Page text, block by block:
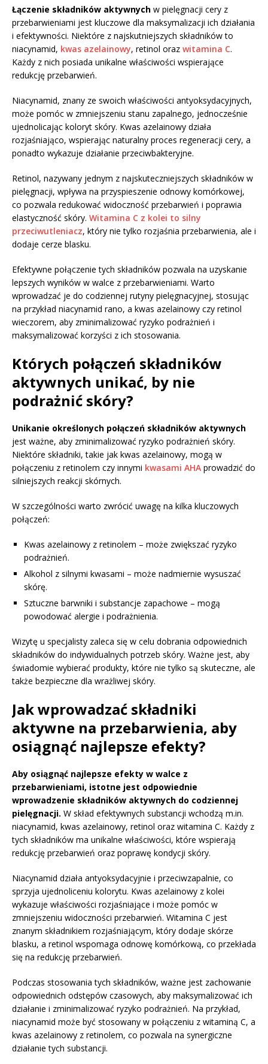
Łączenie składników aktywnych w pielęgnacji cery z
przebarwieniami jest kluczowe dla maksymalizacji ich działania
i efektywności. Niektóre z najskutniejszych składników to
niacynamid, kwas azelainowy, retinol oraz witamina C.
Każdy z nich posiada unikalne właściwości wspierające
redukcję przebarwień.
Niacynamid, znany ze swoich właściwości antyoksydacyjnych,
może pomóc w zmniejszeniu stanu zapalnego, jednocześnie
ujednolicając koloryt skóry. Kwas azelainowy działa
rozjaśniająco, wspierając naturalny proces regeneracji cery, a
ponadto wykazuje działanie przeciwbakteryjne.
Retinol, nazywany jednym z najskuteczniejszych składników w
pielęgnacji, wpływa na przyspieszenie odnowy komórkowej,
co pozwala redukować widoczność przebarwień i poprawia
elastyczność skóry. Witamina C z kolei to silny
przeciwutleniacz, który nie tylko rozjaśnia przebarwienia, ale i
dodaje cerze blasku.
Efektywne połączenie tych składników pozwala na uzyskanie
lepszych wyników w walce z przebarwieniami. Warto
wprowadzać je do codziennej rutyny pielęgnacyjnej, stosując
na przykład niacynamid rano, a kwas azelainowy czy retinol
wieczorem, aby zminimalizować ryzyko podrażnień i
maksymalizować korzyści z ich stosowania.
Których połączeń składników
aktywnych unikać, by nie
podrażnić skóry?
Unikanie określonych połączeń składników aktywnych
jest ważne, aby zminimalizować ryzyko podrażnień skóry.
Niektóre składniki, takie jak kwas azelainowy, mogą w
połączeniu z retinolem czy innymi kwasami AHA prowadzić do
silniejszych reakcji skórnych.
W szczególności warto zwrócić uwagę na kilka kluczowych
połączeń:
Kwas azelainowy z retinolem – może zwiększać ryzyko
podrażnień.
Alkohol z silnymi kwasami – może nadmiernie wysuszać
skórę.
Sztuczne barwniki i substancje zapachowe – mogą
powodować alergie i podrażnienia.
Wizytę u specjalisty zaleca się w celu dobrania odpowiednich
składników do indywidualnych potrzeb skóry. Ważne jest, aby
świadomie wybierać produkty, które nie tylko są skuteczne, ale
także bezpieczne dla wrażliwej skóry.
Jak wprowadzać składniki
aktywne na przebarwienia, aby
osiągnąć najlepsze efekty?
Aby osiągnąć najlepsze efekty w walce z
przebarwieniami, istotne jest odpowiednie
wprowadzenie składników aktywnych do codziennej
pielęgnacji. W skład efektywnych substancji wchodzą m.in.
niacynamid, kwas azelainowy, retinol oraz witamina C. Każdy z
tych składników ma unikalne właściwości, które wspierają
redukcję przebarwień oraz poprawę kondycji skóry.
Niacynamid działa antyoksydacyjnie i przeciwzapalnie, co
sprzyja ujednoliceniu kolorytu. Kwas azelainowy z kolei
wykazuje właściwości rozjaśniające i może pomóc w
zmniejszeniu widoczności przebarwień. Witamina C jest
znanym składnikiem rozjaśniającym, który dodaje skórze
blasku, a retinol wspomaga odnowę komórkową, co przekłada
się na redukcję przebarwień.
Podczas stosowania tych składników, ważne jest zachowanie
odpowiednich odstępów czasowych, aby maksymalizować ich
działanie i zminimalizować ryzyko podrażnień. Na przykład,
niacynamid może być stosowany w połączeniu z witaminą C, a
kwas azelainowy z retinolem, co pozwala na synergiczne
działanie tych substancji.